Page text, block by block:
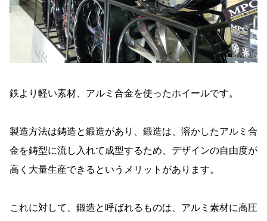
鉄より軽い素材、アルミ合金を使ったホイールです。
製造方法は鋳造と鍛造があり、鍛造は、溶かしたアルミ合
金を鋳型に流し入れて成型するため、デザインの自由度が
高く大量生産できるというメリットがあります。
これに対して、鍛造と呼ばれるものは、アルミ素材に高圧